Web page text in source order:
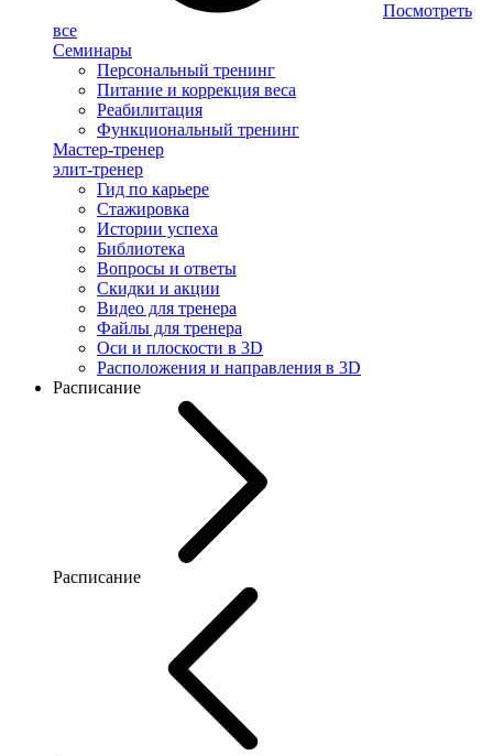
Посмотреть
все
Семинары
Персональный тренинг
Питание и коррекция веса
Реабилитация
Функциональный тренинг
Мастер-тренер
элит-тренер
Гид по карьере
Стажировка
Истории успеха
Библиотека
Вопросы и ответы
Скидки и акции
Видео для тренера
Файлы для тренера
Оси и плоскости в 3D
Расположения и направления в 3D
Расписание
Расписание